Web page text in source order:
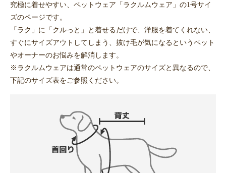
究極に着せやすい、ペットウェア「ラクルムウェア」の1号サイ
ズのページです。
「ラク」に「クルっと」と着せるだけで、洋服を着てくれない、
すぐにサイズアウトしてしまう、抜け毛が気になるというペット
やオーナーのお悩みを解消します。
※ラクルムウェアは通常のペットウェアのサイズと異なるので、
下記のサイズ表をご参照ください。